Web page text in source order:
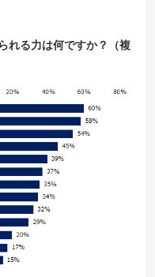
れる力は何ですか？（複